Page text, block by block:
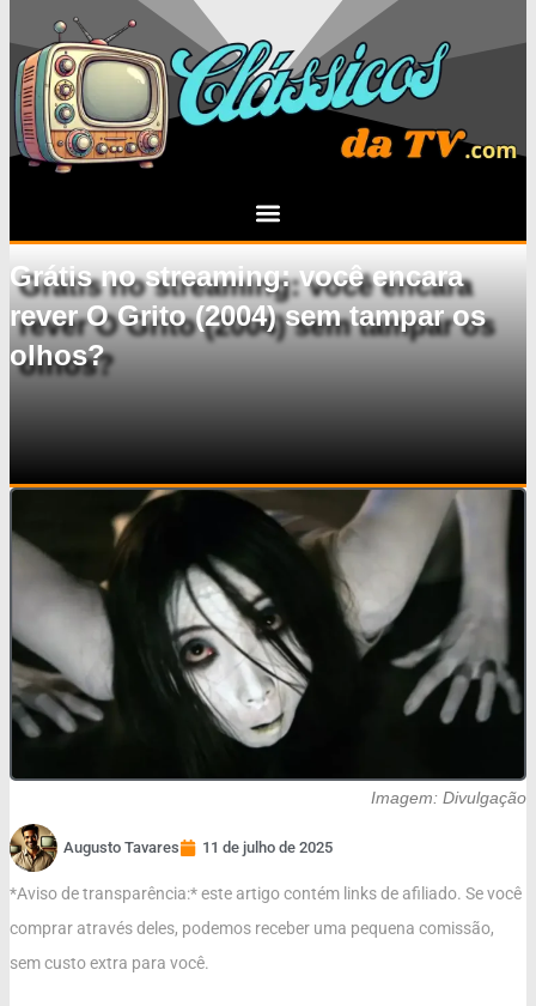
Grátis no streaming: você encara
rever O Grito (2004) sem tampar os
olhos?
Imagem: Divulgação
Augusto Tavares 11 de julho de 2025
*Aviso de transparência:* este artigo contém links de afiliado. Se você
comprar através deles, podemos receber uma pequena comissão,
sem custo extra para você.